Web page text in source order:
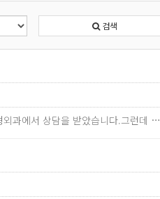
검색
외과에서 상담을 받았습니다.그런데 …